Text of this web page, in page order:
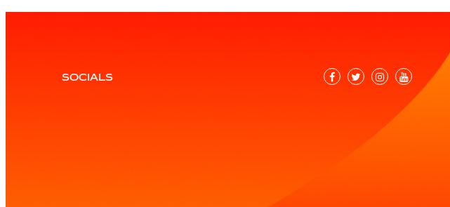
SOCIALS